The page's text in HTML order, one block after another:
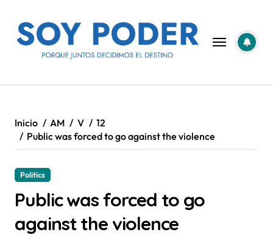
contenido
Inicio AM V
12
Public was forced to go against the violence
Politics
Public was forced to go
against the violence